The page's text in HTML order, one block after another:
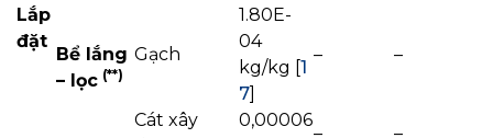
Lắp
đặt
Bể lắng
– lọc (**)
Gạch
1.80E-
04
kg/kg [1
7]
– –
Cát xây
0,00006
–
–